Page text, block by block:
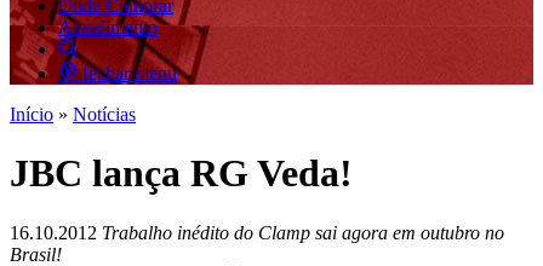
Onde Comprar
Atendimento
fechar menu
Início » Notícias
JBC lança RG Veda!
16.10.2012 Trabalho inédito do Clamp sai agora em outubro no
Brasil!